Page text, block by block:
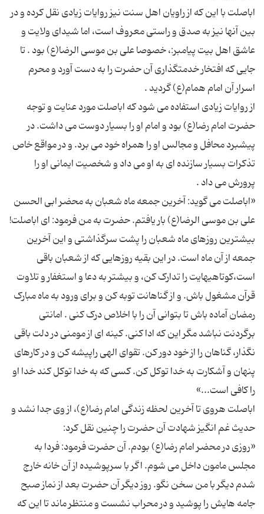
اباصلت با این که از راویان اهل سنت نیز روایات زیادی نقل کرده و در
بین آنها نیز به صدق و راستی معروف است، اما شیدای ولایت و
عاشق اهل بیت پیامبر:، خصوصا علی بن موسی الرضا(ع) بود . تا
جایی که افتخار خدمتگذاری آن حضرت را به دست آورد و محرم
از روایات زیادی استفاده می شود که اباصلت مورد عنایت و توجه
حضرت امام رضا(ع) بود و امام او را بسیار دوست می داشت. در
پیشبرد محافل و مجالس او را همراه خود می برد. و در مواقع خاص
تذکرات بسیار سازنده ای به او می داد و شخصیت ایمانی او را
«اباصلت می گوید: آخرین جمعه ماه شعبان به محضر ابی الحسن
علی بن موسی الرضا(ع) بار یافتم. حضرت به من فرمود: ای اباصلت!
بیشترین روزهای ماه شعبان را پشت سرگذاشتی و این آخرین
جمعه از آن ماه است. در این بقیه روزهایی که از شعبان باقی
است،کوتاهیهایت را تدارک کن، و بیشتر به دعا و استغفار و تلاوت
قرآن مشغول باش. و از گناهانت توبه کن و برای ورود به ماه مبارک
رمضان آماده باش تا بتوانی آن را با اخلاص درک کنی . امانتی
برگردنت نباشد مگر این که ادا کنی. کینه ای از مومنی در دلت باقی
نگذار، گناهان را از خود دور کن. تقوای الهی راپیشه کن و در کارهای
پنهان و آشکارت به خدا توکل کن. کسی که به خدا توکل کند خدا او
اباصلت هروی تا آخرین لحظه زندگی امام رضا(ع)، از وی جدا نشد و
«روزی در محضر امام رضا(ع) بودم. آن حضرت فرمود: فردا به
مجلس مامون داخل می شوم. اگر با سرپوشیده از آن خانه خارج
شدم دیگر با من سخن نگو. روز دیگر آن حضرت بعد از نماز صبح
جامه هایش را پوشید و در محراب نشست و منتظر ماند تا این که